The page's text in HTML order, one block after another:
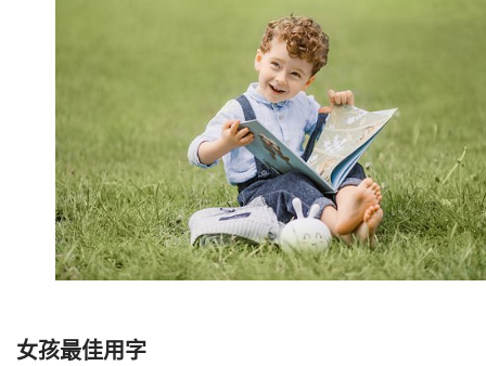
女孩最佳用字